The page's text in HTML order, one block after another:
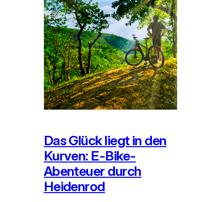
Das Glück liegt in den
Kurven: E-Bike-
Abenteuer durch
Heidenrod